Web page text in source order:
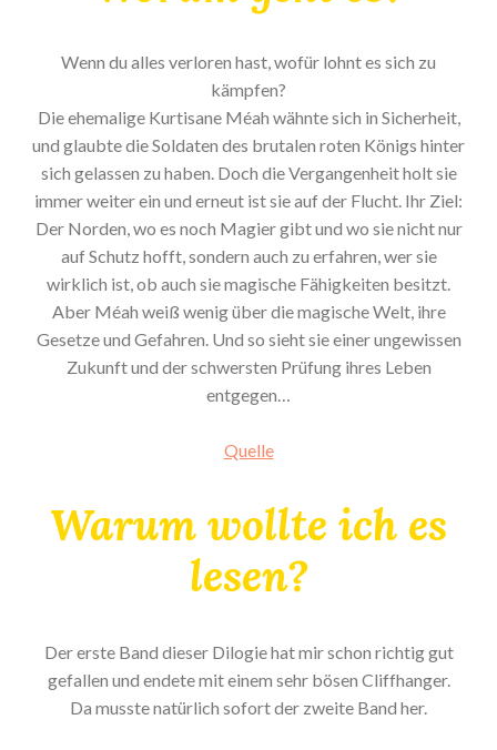
Wenn du alles verloren hast, wofür lohnt es sich zu
kämpfen?
Die ehemalige Kurtisane Méah wähnte sich in Sicherheit,
und glaubte die Soldaten des brutalen roten Königs hinter
sich gelassen zu haben. Doch die Vergangenheit holt sie
immer weiter ein und erneut ist sie auf der Flucht. Ihr Ziel:
Der Norden, wo es noch Magier gibt und wo sie nicht nur
auf Schutz hofft, sondern auch zu erfahren, wer sie
wirklich ist, ob auch sie magische Fähigkeiten besitzt.
Aber Méah weiß wenig über die magische Welt, ihre
Gesetze und Gefahren. Und so sieht sie einer ungewissen
Zukunft und der schwersten Prüfung ihres Leben
entgegen…
Quelle
Warum wollte ich es
lesen?
Der erste Band dieser Dilogie hat mir schon richtig gut
gefallen und endete mit einem sehr bösen Cliffhanger.
Da musste natürlich sofort der zweite Band her.